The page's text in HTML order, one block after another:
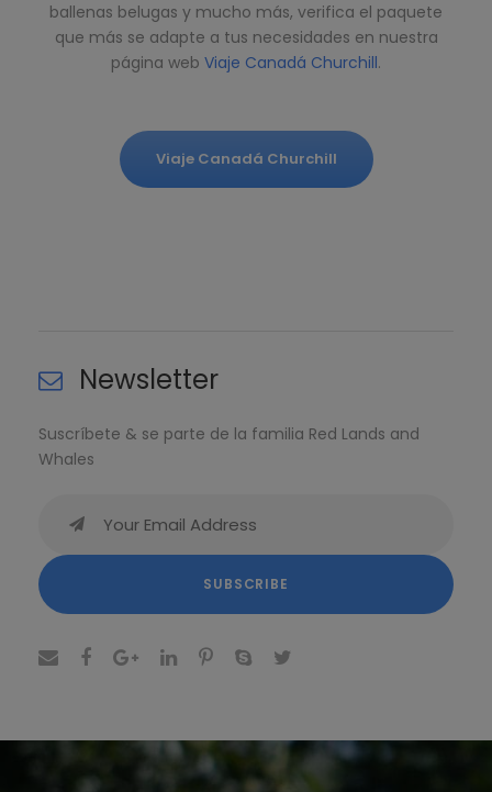
ballenas belugas y mucho más, verifica el paquete
que más se adapte a tus necesidades en nuestra
página web Viaje Canadá Churchill.
Viaje Canadá Churchill
Newsletter
Suscríbete & se parte de la familia Red Lands and
Whales